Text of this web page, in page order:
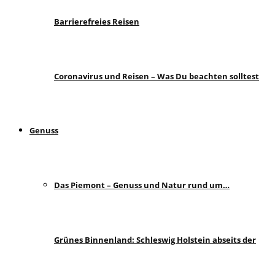
Barrierefreies Reisen
Coronavirus und Reisen – Was Du beachten solltest
Genuss
Das Piemont – Genuss und Natur rund um…
Grünes Binnenland: Schleswig Holstein abseits der